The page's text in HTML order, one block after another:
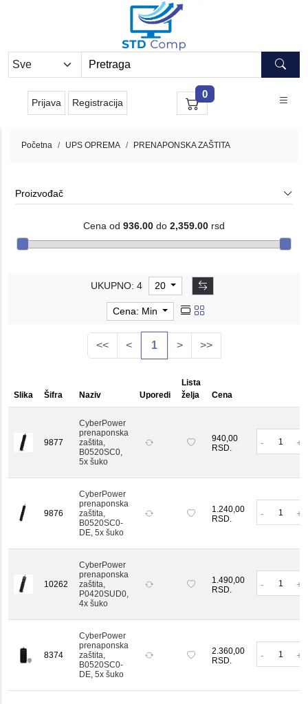
Prijava Registracija
0
Početna UPS OPREMA PRENAPONSKA ZAŠTITA
Proizvođač
Cena od 936.00 do 2,359.00 rsd
UKUPNO: 4 20
Cena: Min
<< < 1 > >>
Slika Šifra Naziv Uporedi
Lista
želja
Cena
9877
CyberPower
prenaponska
zaštita,
B0520SC0,
5x šuko
940,00
RSD.
- +
9876
CyberPower
prenaponska
zaštita,
B0520SC0-
DE, 5x šuko
1.240,00
RSD.
- +
10262
CyberPower
prenaponska
zaštita,
P0420SUD0,
4x šuko
1.490,00
RSD.
- +
8374
CyberPower
prenaponska
zaštita,
B0520SC0-
DE, 5x šuko
2.360,00
RSD.
- +